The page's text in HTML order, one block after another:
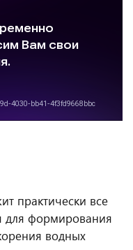
практически все
для формирования
водных